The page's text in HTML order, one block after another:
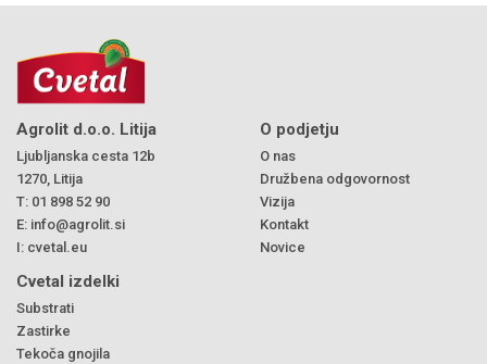
Agrolit d.o.o. Litija
Ljubljanska cesta 12b
1270, Litija
T: 01 898 52 90
E: info@agrolit.si
I: cvetal.eu
O podjetju
O nas
Družbena odgovornost
Vizija
Kontakt
Novice
Cvetal izdelki
Substrati
Zastirke
Tekoča gnojila